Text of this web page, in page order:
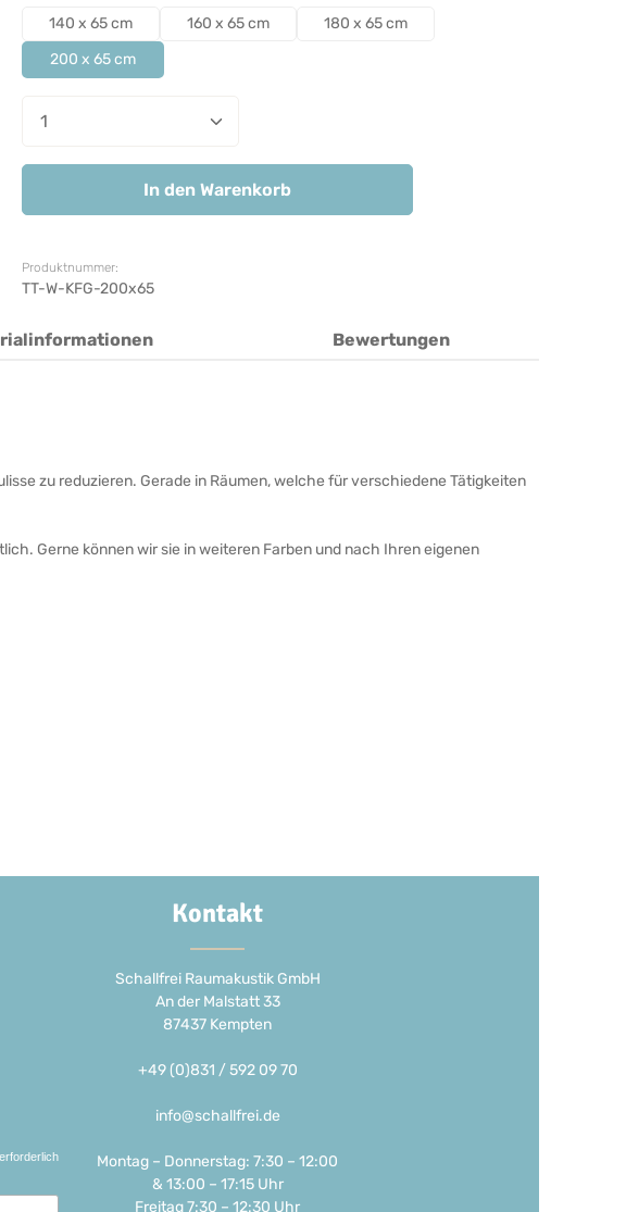
140 x 65 cm 160 x 65 cm
180 x 65 cm
200 x 65 cm
Produkt Anzahl: Gib den gewünschten Wert ein
In den Warenkorb
Produktnummer:
TT-W-KFG-200x65
Bewertungen
zu reduzieren. Gerade in Räumen, welche für verschiedene Tätigkeiten
Gerne können wir sie in weiteren Farben und nach Ihren eigenen
Kontakt
Schallfrei Raumakustik GmbH
An der Malstatt 33
87437 Kempten
+49 (0)831 / 592 09 70
info@schallfrei.de
Montag – Donnerstag: 7:30 – 12:00
& 13:00 – 17:15 Uhr
Freitag 7:30 – 12:30 Uhr